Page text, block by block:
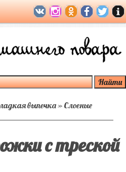
выпечка» Слоеные
с треской